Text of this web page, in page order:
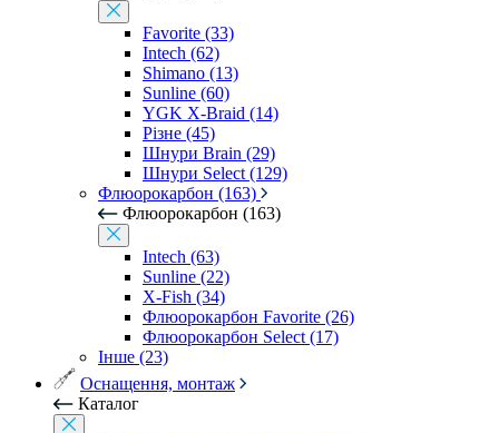
Favorite (33)
Intech (62)
Shimano (13)
Sunline (60)
YGK X-Braid (14)
Різне (45)
Шнури Brain (29)
Шнури Select (129)
Флюорокарбон (163)
Флюорокарбон (163)
Intech (63)
Sunline (22)
X-Fish (34)
Флюорокарбон Favorite (26)
Флюорокарбон Select (17)
Інше (23)
Оснащення, монтаж
Каталог